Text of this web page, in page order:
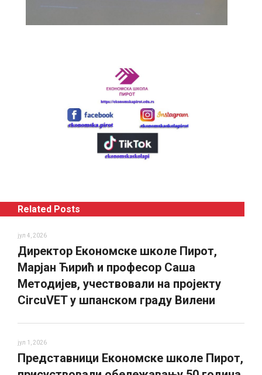
Related Posts
јул 4, 2026
Директор Економске школе Пирот,
Марјан Ћирић и професор Саша
Методијев, учествовали на пројекту
CircuVET у шпанском граду Вилени
јул 1, 2026
Представници Економске школе Пирот,